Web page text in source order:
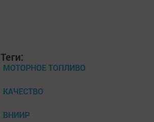
Теги:
МОТОРНОЕ ТОПЛИВО
КАЧЕСТВО
ВНИИР